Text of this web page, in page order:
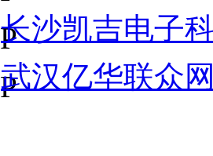
长沙凯吉电子
武汉亿华联众